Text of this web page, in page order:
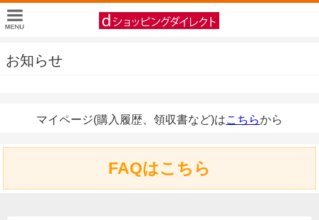
お知らせ
マイページ(購入履歴、領収書など)はこちらから
FAQはこちら